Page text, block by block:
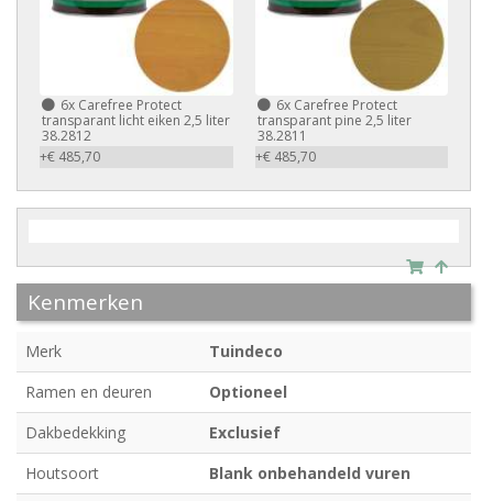
6x Carefree Protect
transparant licht eiken 2,5 liter
38.2812
+€ 485,70
6xCarefree Protect
transparant pine 2,5 liter
38.2811
+€ 485,70
Kenmerken
Merk
Tuindeco
Ramen en deuren
Optioneel
Dakbedekking
Exclusief
Houtsoort
Blank onbehandeld vuren